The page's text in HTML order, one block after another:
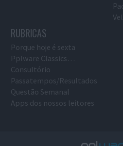
RUBRICAS
Porque hoje é sexta
Pplware Classics…
Consultório
Passatempos/Resultados
Questão Semanal
Apps dos nossos leitores